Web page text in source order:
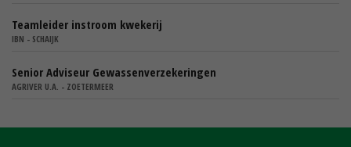
Teamleider instroom kwekerij
IBN - SCHAIJK
Senior Adviseur Gewassenverzekeringen
AGRIVER U.A. - ZOETERMEER